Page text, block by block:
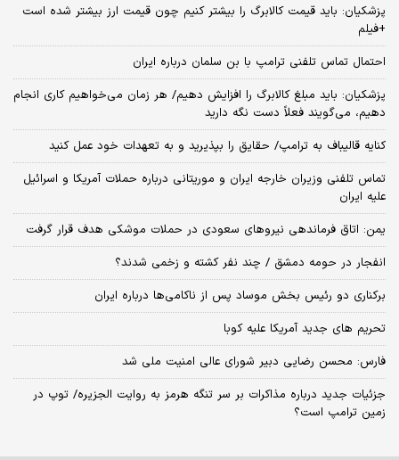
پزشکیان: باید قیمت کالابرگ را بیشتر کنیم چون قیمت ارز بیشتر شده است
+فیلم
احتمال تماس تلفنی ترامپ با بن سلمان درباره ایران
پزشکیان: باید مبلغ کالابرگ را افزایش دهیم/ هر زمان می‌خواهیم کاری انجام
دهیم، می‌گویند فعلاً دست نگه دارید
کنایه قالیباف به ترامپ/ حقایق را بپذیرید و به تعهدات خود عمل کنید
تماس تلفنی وزیران خارجه ایران و موریتانی درباره حملات آمریکا و اسرائیل
علیه ایران
یمن: اتاق فرماندهی نیروهای سعودی در حملات موشکی هدف قرار گرفت
انفجار در حومه دمشق / چند نفر کشته و زخمی شدند؟
برکناری دو رئیس بخش موساد پس از ناکامی‌ها درباره ایران
تحریم های جدید آمریکا علیه کوبا
فارس: محسن رضایی دبیر شورای عالی امنیت ملی شد
جزئیات جدید درباره مذاکرات بر سر تنگه هرمز به روایت الجزیره/ توپ در
زمین ترامپ است؟